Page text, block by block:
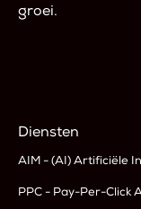
groei.
Diensten
AIM - (AI) Artificiële
PPC - Pay-Per-Click